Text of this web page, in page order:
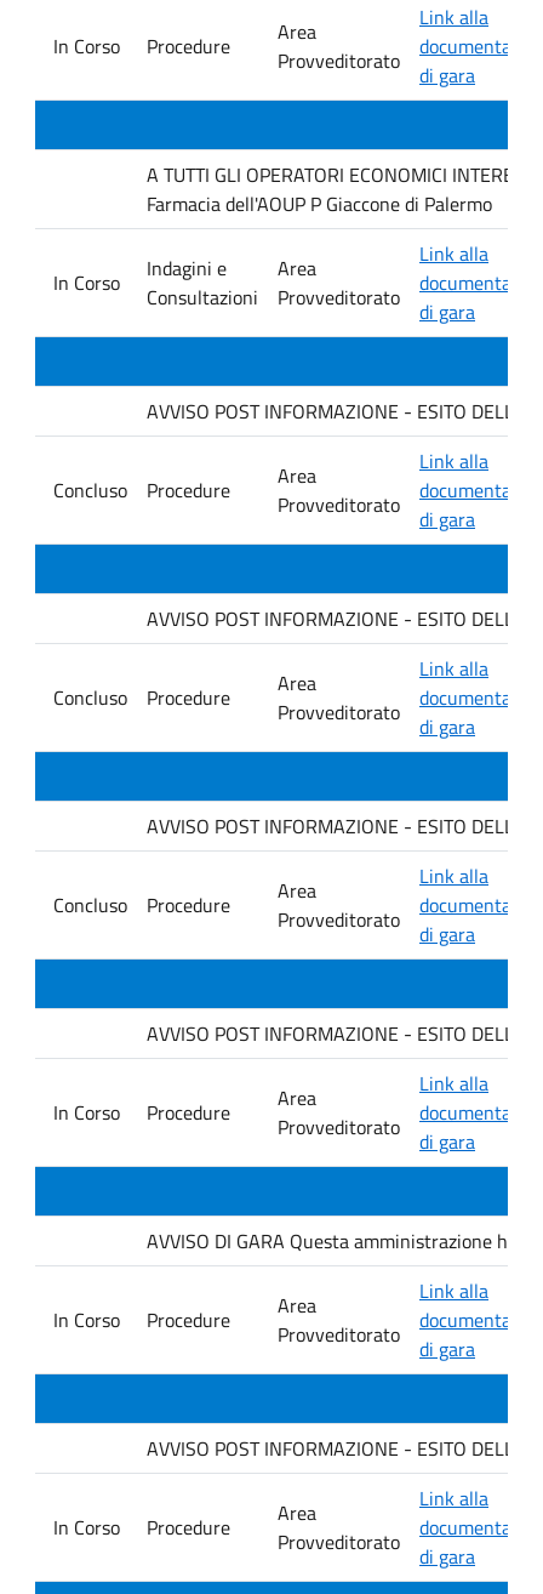
In Corso Procedure
Area
Provveditorato
Link alla
di gara
A TUTTI GLI OPERATORI ECONOMICI
Farmacia dell'AOUP P Giaccone di Palermo
In Corso
Indagini e
Consultazioni
Area
Provveditorato
Link alla
di gara
AVVISO POST INFORMAZIONE - ESITO
Concluso Procedure
Area
Provveditorato
Link alla
di gara
AVVISO POST INFORMAZIONE - ESITO
Concluso Procedure
Area
Provveditorato
Link alla
di gara
AVVISO POST INFORMAZIONE - ESITO
Concluso Procedure
Area
Provveditorato
Link alla
di gara
AVVISO POST INFORMAZIONE - ESITO DELLA
In Corso Procedure
Area
Provveditorato
Link alla
di gara
AVVISO DI GARA Questa amministrazione ha
In Corso Procedure
Area
Provveditorato
Link alla
di gara
AVVISO POST INFORMAZIONE - ESITO DELLA
In Corso Procedure
Area
Provveditorato
Link alla
di gara